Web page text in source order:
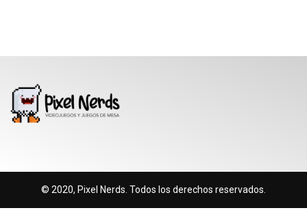
© 2020, Pixel Nerds. Todos los derechos reservados.